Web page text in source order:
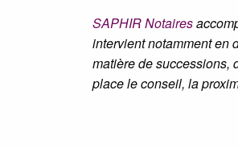
SAPHIR Notaires
intervient notamment en
matière de successions,
place le conseil, la